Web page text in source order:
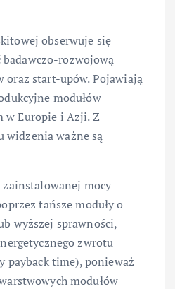
obserwuje się
rozwojową
oraz start-upów. Pojawiają
modułów
w Europie i Azji. Z
widzenia ważne są
mocy
tańsze moduły o
wyższej sprawności,
zwrotu
payback time), ponieważ
modułów